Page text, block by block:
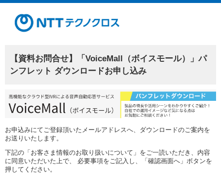
【資料お問合せ】「VoiceMall（ボイスモール）」パ
ンフレット ダウンロードお申し込み
お申込みにてご登録頂いたメールアドレスへ、ダウンロードのご案内を
お送りいたします。
下記の「お客さま情報のお取り扱いについて」をご一読いただき、内容
に同意いただいた上で、 必要事項をご記入し、「確認画面へ」ボタンを
押してください。